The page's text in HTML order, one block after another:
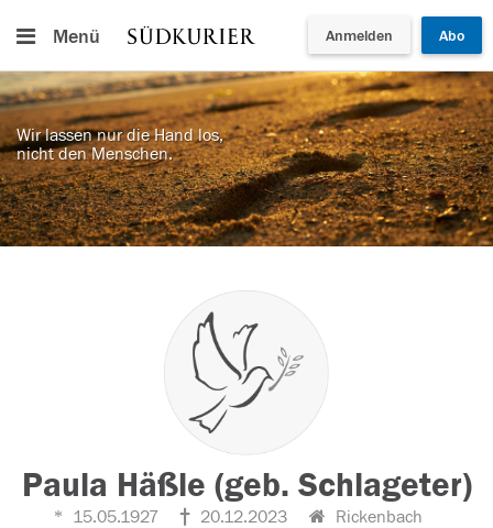
Menü Anmelden Abo
Wir lassen nur die Hand los,
nicht den Menschen.
Paula Häßle (geb. Schlageter)
15.05.1927 20.12.2023 Rickenbach